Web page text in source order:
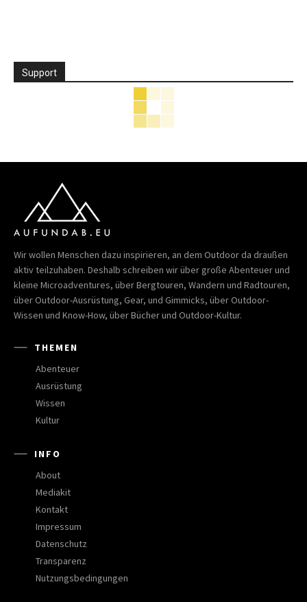
Support
Wir wollen Menschen dazu inspirieren, an dem Outdoor da draußen
aktiv teilzuhaben. Deshalb schreiben wir über große Abenteuer und
kleine Microadventures, über Bergtouren, Wandern und Radtouren,
über Outdoor-Ausrüstung, Gear, und Gimmicks, über Outdoor-
Wissen und Know-How, über Bücher und Outdoor-Kultur.
THEMEN
Abenteuer
Ausrüstung
Wissen
Kultur
INFO
About
Mediakit
Kontakt
Impressum
Datenschutz
Transparenz
Nutzungsbedingungen